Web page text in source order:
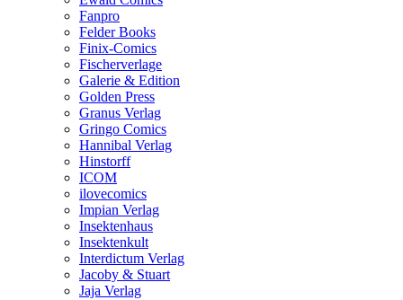
Fanpro
Felder Books
Finix-Comics
Fischerverlage
Galerie & Edition
Golden Press
Granus Verlag
Gringo Comics
Hannibal Verlag
Hinstorff
ICOM
ilovecomics
Impian Verlag
Insektenhaus
Insektenkult
Interdictum Verlag
Jacoby & Stuart
Jaja Verlag